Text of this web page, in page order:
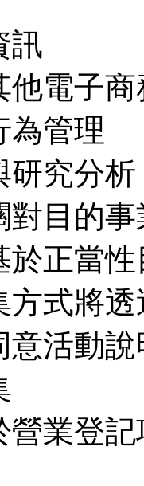
訊
他電子
為管理
研究分析
對目的
於正當
方式將
意活動
營業登